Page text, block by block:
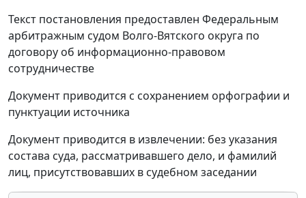
Текст постановления предоставлен Федеральным
арбитражным судом Волго-Вятского округа по
договору об информационно-правовом
сотрудничестве
Документ приводится с сохранением орфографии и
пунктуации источника
Документ приводится в извлечении: без указания
состава суда, рассматривавшего дело, и фамилий
лиц, присутствовавших в судебном заседании